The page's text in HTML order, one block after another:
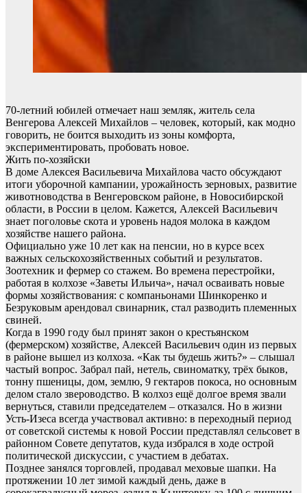
70-летний юбилей отмечает наш земляк, житель села
Венгерова Алексей Михайлов – человек, который, как модно
говорить, не боится выходить из зоны комфорта,
экспериментировать, пробовать новое.
Жить по-хозяйски
В доме Алексея Васильевича Михайлова часто обсуждают
итоги уборочной кампании, урожайность зерновых, развитие
животноводства в Венгеровском районе, в Новосибирской
области, в России в целом. Кажется, Алексей Васильевич
знает поголовье скота и уровень надоя молока в каждом
хозяйстве нашего района.
Официально уже 10 лет как на пенсии, но в курсе всех
важных сельскохозяйственных событий и результатов.
Зоотехник и фермер со стажем. Во времена перестройки,
работая в колхозе «Заветы Ильича», начал осваивать новые
формы хозяйствования: с компаньонами Шинкоренко и
Безруковым арендовал свинарник, стал разводить племенных
свиней.
Когда в 1990 году был принят закон о крестьянском
(фермерском) хозяйстве, Алексей Васильевич один из первых
в районе вышел из колхоза. «Как ты будешь жить?» – слышал
частый вопрос. Забрал пай, нетель, свиноматку, трёх быков,
тонну пшеницы, дом, землю, 9 гектаров покоса, но основным
делом стало звероводство. В колхоз ещё долгое время звали
вернуться, ставили председателем – отказался. Но в жизни
Усть-Изеса всегда участвовал активно: в переходный период
от советской системы к новой России представлял сельсовет в
районном Совете депутатов, куда избрался в ходе острой
политической дискуссии, с участием в дебатах.
Позднее занялся торговлей, продавал меховые шапки. На
протяжении 10 лет зимой каждый день, даже в